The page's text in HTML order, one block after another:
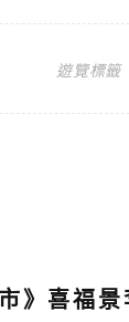
遊覽標籤
》喜福